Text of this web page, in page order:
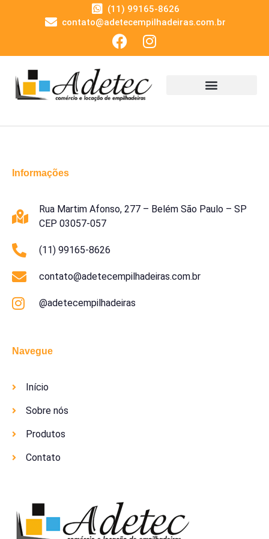
(11) 99165-8626
contato@adetecempilhadeiras.com.br
Navegue
Início
Sobre nós
Produtos
Contato
Informações
Rua Martim Afonso, 277 – Belém São Paulo – SP
CEP 03057-057
(11) 99165-8626
contato@adetecempilhadeiras.com.br
@adetecempilhadeiras